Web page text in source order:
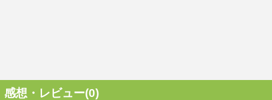
感想・レビュー(0)